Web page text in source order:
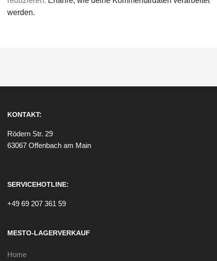
werden.
KONTAKT:
Rödern Str. 29
63067 Offenbach am Main
SERVICEHOTLINE:
+49 69 207 361 59
MESTO-LAGERVERKAUF
Home